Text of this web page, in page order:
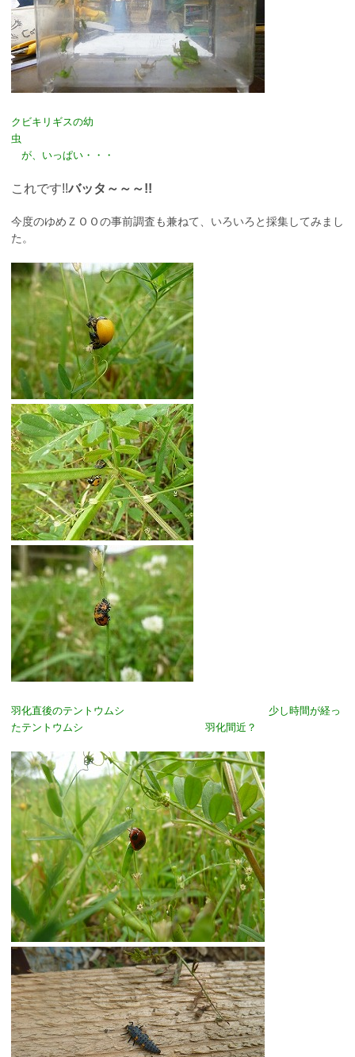
クビキリギスの幼
虫
が、いっぱい・・・
これです!!バッタ～～～!!
今度のゆめＺＯＯの事前調査も兼ねて、いろいろと採集してみまし
た。
羽化直後のテントウムシ
少し時間が経っ
たテントウムシ
羽化間近？